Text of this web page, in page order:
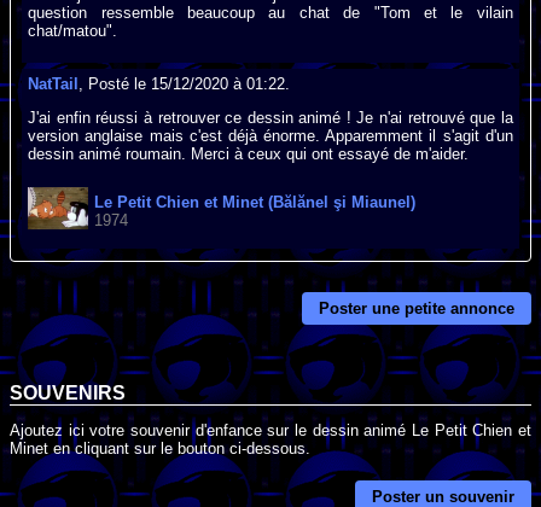
question ressemble beaucoup au chat de "Tom et le vilain
chat/matou".
NatTail , Posté le 15/12/2020 à 01:22.
J'ai enfin réussi à retrouver ce dessin animé ! Je n'ai retrouvé que la
version anglaise mais c'est déjà énorme. Apparemment il s'agit d'un
dessin animé roumain. Merci à ceux qui ont essayé de m'aider.
Le Petit Chien et Minet (Bălănel şi Miaunel)
1974
Poster une petite annonce
SOUVENIRS
Ajoutez ici votre souvenir d'enfance sur le dessin animé Le Petit Chien et
Minet en cliquant sur le bouton ci-dessous.
Poster un souvenir